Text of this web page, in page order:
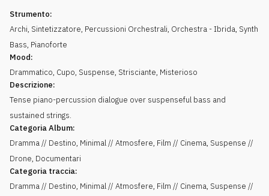
Strumento:
Archi, Sintetizzatore, Percussioni Orchestrali, Orchestra - Ibrida, Synth
Bass, Pianoforte
Mood:
Drammatico, Cupo, Suspense, Strisciante, Misterioso
Descrizione:
Tense piano-percussion dialogue over suspenseful bass and
sustained strings.
Categoria Album:
Dramma // Destino, Minimal // Atmosfere, Film // Cinema, Suspense //
Drone, Documentari
Categoria traccia:
Dramma // Destino, Minimal // Atmosfere, Film // Cinema, Suspense //